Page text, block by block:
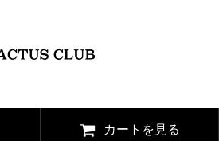
カートを見る